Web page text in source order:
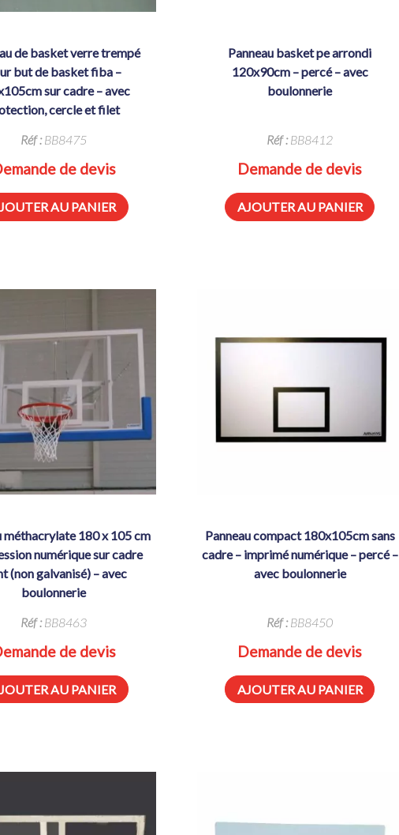
but de basket fiba –
sur cadre – avec
cercle et filet
Réf :BB8475
de devis
AU PANIER
panneau basket pe arrondi
120x90cm – percé – avec
boulonnerie
Réf :BB8412
Demande de devis
AJOUTER AU PANIER
numérique sur cadre
(non galvanisé) – avec
boulonnerie
Réf :BB8463
de devis
AU PANIER
panneau compact 180x105cm sans
cadre – imprimé numérique – percé –
avec boulonnerie
Réf :BB8450
Demande de devis
AJOUTER AU PANIER